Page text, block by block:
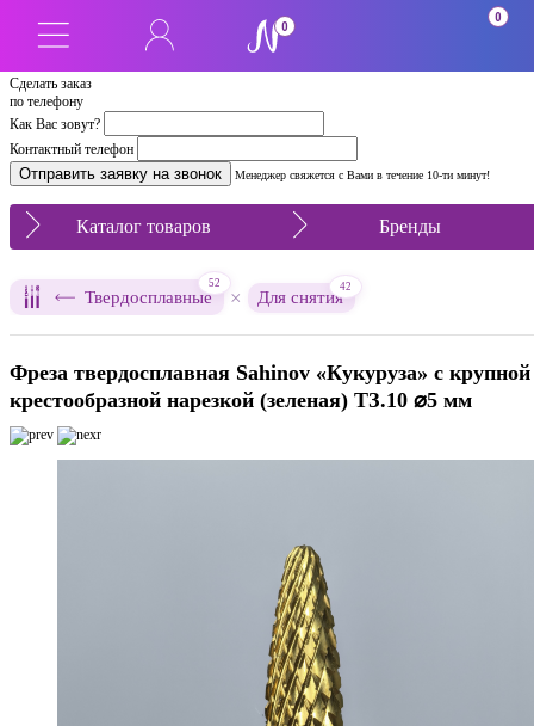
Сделать заказ
по телефону
Как Вас зовут?
Контактный телефон
Менеджер свяжется с Вами в течение 10-ти минут!
0
0
Каталог товаров Бренды
Твердосплавные
52
× Для снятия
42
Фреза твердосплавная Sahinov «Кукуруза» с крупной
крестообразной нарезкой (зеленая) ТЗ.10 ⌀5 мм